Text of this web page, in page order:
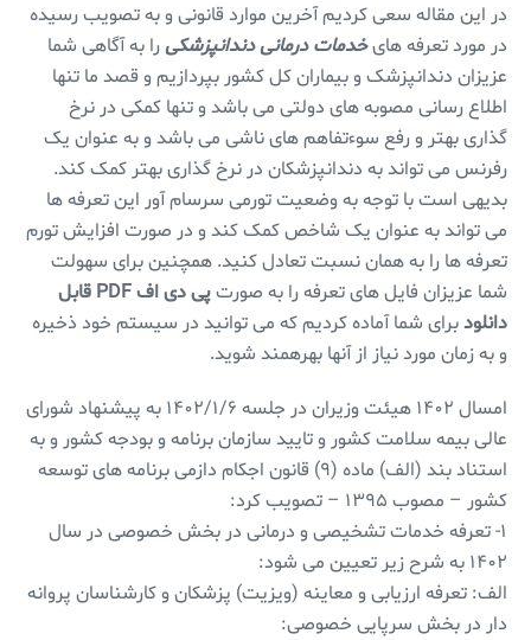
در این مقاله سعی کردیم آخرین موارد قانونی و به تصویب رسیده
در مورد تعرفه هایخدمات درمانی دندانپزشکیرا به آگاهی شما
عزیزان دندانپزشک و بیماران کل کشور بپردازیم و قصد ما تنها
اطلاع رسانی مصوبه های دولتی می باشد و تنها کمکی در نرخ
گذاری بهتر و رفع سوءتفاهم های ناشی می باشد و به عنوان یک
رفرنس می تواند به دندانپزشکان در نرخ گذاری بهتر کمک کند.
بدیهی است با توجه به وضعیت تورمی سرسام آور این تعرفه ها
می تواند به عنوان یک شاخص کمک کند و در صورت افزایش تورم
تعرفه ها را به همان نسبت تعادل کنید. همچنین برای سهولت
شما عزیزان فایل های تعرفه را به صورت
پی دی اف PDF قابل
دانلودبرای شما آماده کردیم که می توانید در سیستم خود ذخیره
و به زمان مورد نیاز از آنها بهرهمند شوید.
امسال ۱۴۰۲ هیئت وزیران در جلسه ۱۴۰۲/۱/۶ به پیشنهاد شورای
عالی بیمه سلامت کشور و تایید سازمان برنامه و بودجه کشور و به
استناد بند (الف) ماده (۹) قانون اجکام دازمی برنامه های توسعه
کشور – مصوب ۱۳۹۵ – تصویب کرد:
۱- تعرفه خدمات تشخیصی و درمانی در بخش خصوصی در سال
۱۴۰۲ به شرح زیر تعیین می شود:
الف: تعرفه ارزیابی و معاینه (ویزیت) پزشکان و کارشناسان پروانه
دار در بخش سرپایی خصوصی: